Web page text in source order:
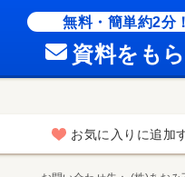
無料・簡単約2分！
資料をも
お気に入りに追加